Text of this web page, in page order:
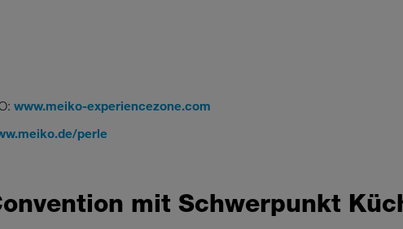
www.meiko-experiencezone.com
perle
mit Schwerpunkt